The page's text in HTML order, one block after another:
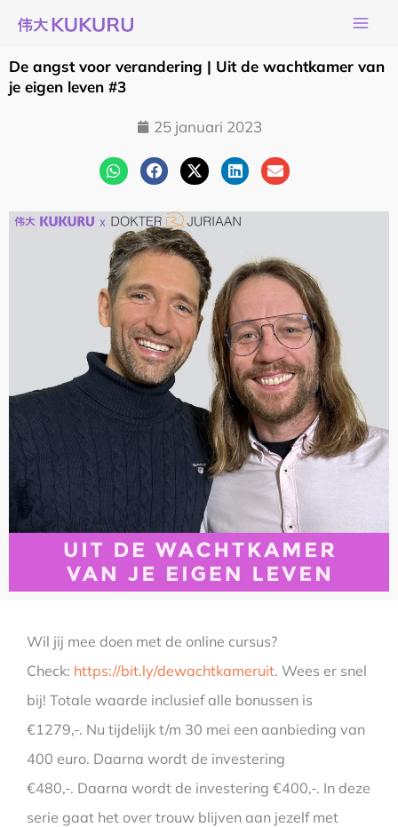
naar
de
inhoud
De angst voor verandering | Uit de wachtkamer van
je eigen leven #3
25 januari 2023
Wil jij mee doen met de online cursus?
Check: https://bit.ly/dewachtkameruit. Wees er snel
bij! Totale waarde inclusief alle bonussen is
€1279,-. Nu tijdelijk t/m 30 mei een aanbieding van
400 euro. Daarna wordt de investering
€480,-. Daarna wordt de investering €400,-. In deze
serie gaat het over trouw blijven aan jezelf met